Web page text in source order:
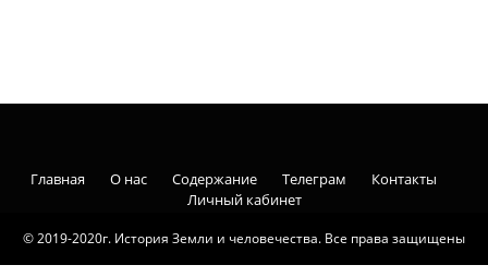
© 2019-2020г. История Земли и человечества. Все права защищены
Главная О нас Содержание Телеграм
Контакты
Личный кабинет